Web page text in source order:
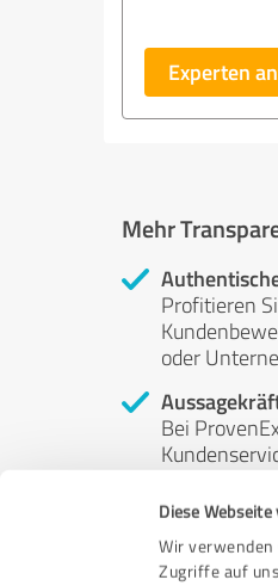
Diese
Wir verwenden
Zugriffe auf
Experten
Mehr
Profitieren
oder
Bei
Kunden